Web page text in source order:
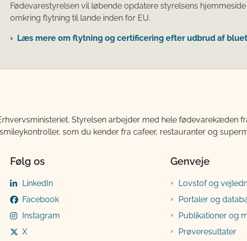
Fødevarestyrelsen vil løbende opdatere styrelsens
omkring flytning til lande inden for EU.
Læs mere om flytning og certificering efter udbrud af
Styrelsen arbejder med hele fødevarekæden
som du kender fra cafeer, restauranter og
Følg os
LinkedIn
Facebook
Instagram
X
Genveje
Lovstof og
Portaler og
Publikationer og
Prøveresultater